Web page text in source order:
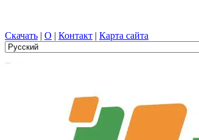
Скачать | О | Контакт | Карта сайта